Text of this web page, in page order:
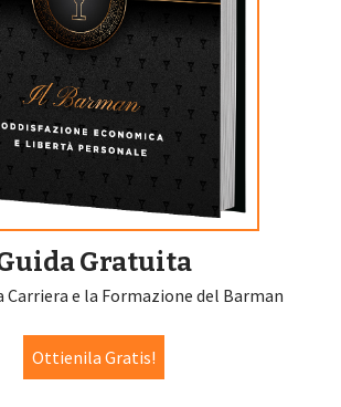
Gratuita
Carriera e la Formazione del Barman
Ottienila Gratis!